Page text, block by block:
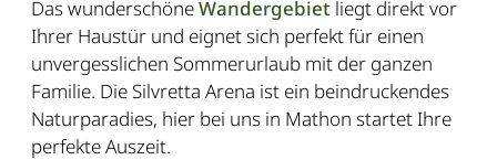
Das wunderschöneWandergebiet liegt direkt vor
Ihrer Haustür und eignet sich perfekt für einen
unvergesslichen Sommerurlaub mit der ganzen
Familie. Die Silvretta Arena ist ein beindruckendes
Naturparadies, hier bei uns in Mathon startet Ihre
perfekte Auszeit.